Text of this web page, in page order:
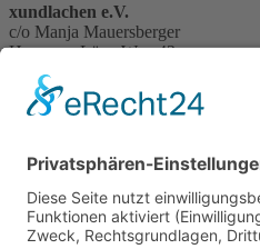
xundlachen e.V.
c/o Manja Mauersberger
Hermann-Löns-Weg 42
69118 Heidelberg
eMail:info@xundlachen.de
Tel.: 0157 – 82408692
Gesetzliches
Impressum